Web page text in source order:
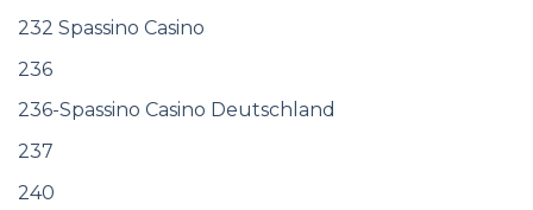
232 Spassino Casino
236
236-Spassino Casino Deutschland
237
240